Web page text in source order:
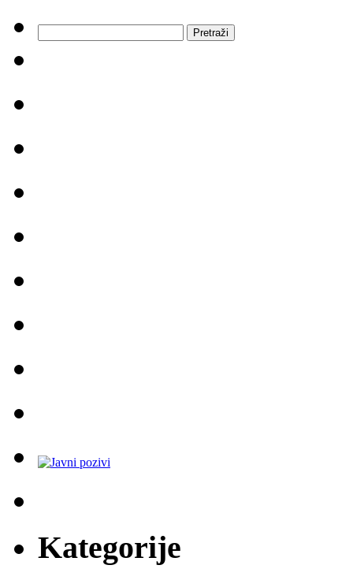
iz
Kategorije